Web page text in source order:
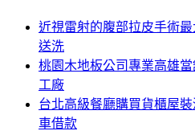
近視雷射的腹部拉皮手術
送洗
桃園木地板公司專業高雄
工廠
台北高級餐廳購買貨櫃屋
車借款